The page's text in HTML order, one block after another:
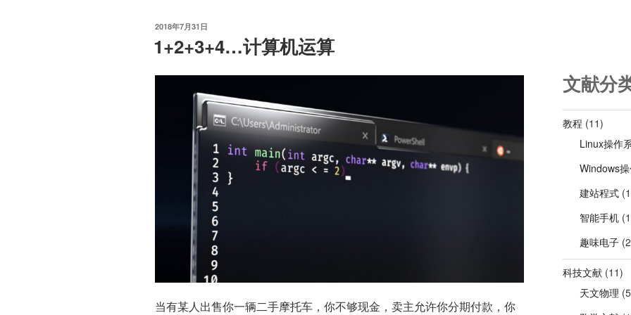
发
于
2018年7月31日
1+2+3+4…计算机运算
当有某人出售你一辆二手摩托车，你不够现金，卖主允许你分期付款，你
文献分
教程 (11)
Linux操作
Windows
建站程式
智能手机
趣味电子
科技文献(11)
天文物理